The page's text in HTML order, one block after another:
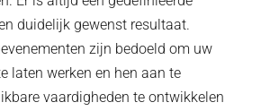
duidelijk gewenst resultaat.
zijn bedoeld om uw
laten werken en hen aan te
vaardigheden te ontwikkelen